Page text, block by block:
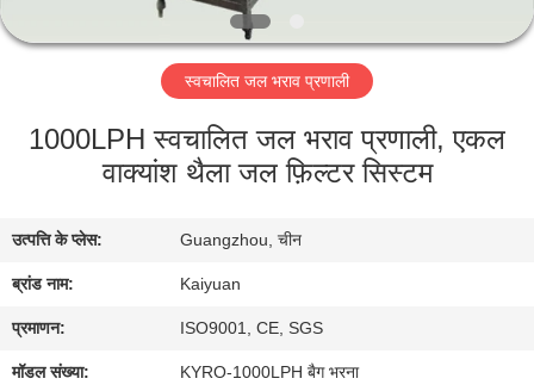
में
भ्रमण
नियंत्रण
संपर्क
करें
स्वचालित जल भराव प्रणाली
1000LPH स्वचालित जल भराव प्रणाली, एकल
वाक्यांश थैला जल फ़िल्टर सिस्टम
उत्पत्ति के प्लेस: Guangzhou, चीन
ब्रांड नाम: Kaiyuan
प्रमाणन: ISO9001, CE, SGS
मॉडल संख्या: KYRO-1000LPH बैग भरना